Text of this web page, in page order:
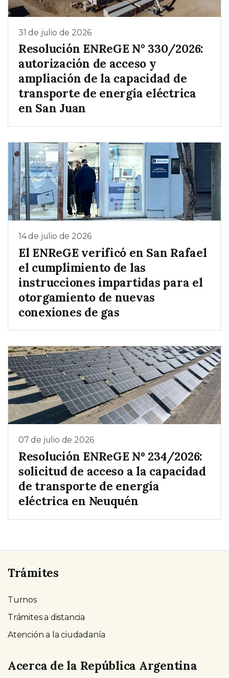
31 de julio de 2026
Resolución ENReGE N° 330/2026:
autorización de acceso y
ampliación de la capacidad de
transporte de energía eléctrica
en San Juan
14 de julio de 2026
El ENReGE verificó en San Rafael
el cumplimiento de las
instrucciones impartidas para el
otorgamiento de nuevas
conexiones de gas
07 de julio de 2026
Resolución ENReGE Nº 234/2026:
solicitud de acceso a la capacidad
de transporte de energía
eléctrica en Neuquén
Trámites
Turnos
Trámites a distancia
Atención a la ciudadanía
Acerca de la República Argentina